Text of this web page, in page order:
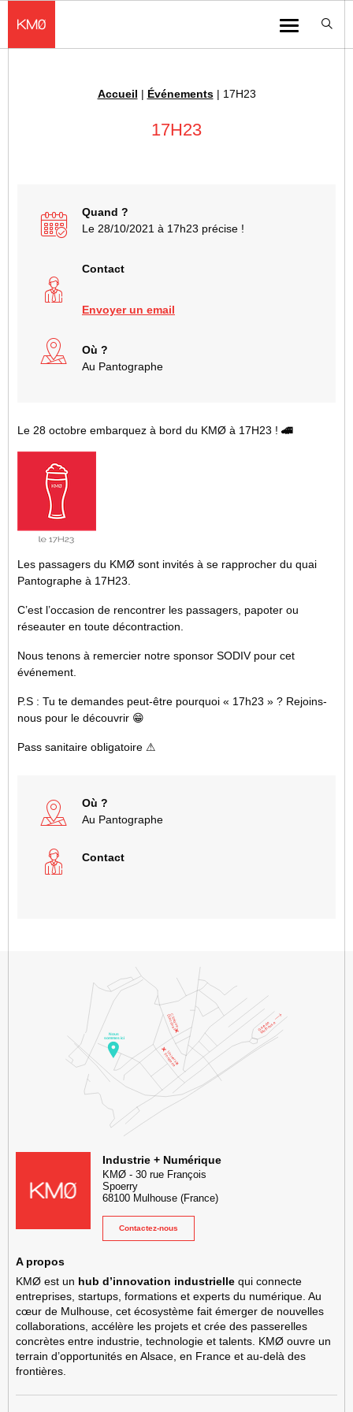
Menu
Accueil | Événements | 17H23
17H23
Quand ?
Le 28/10/2021 à 17h23 précise !
Contact
Envoyer un email
Où ?
Au Pantographe
Le 28 octobre embarquez à bord du KMØ à 17H23 ! 🚄
Les passagers du KMØ sont invités à se rapprocher du quai
Pantographe à 17H23.
C’est l’occasion de rencontrer les passagers, papoter ou
réseauter en toute décontraction.
Nous tenons à remercier notre sponsor SODIV pour cet
événement.
P.S : Tu te demandes peut-être pourquoi « 17h23 » ? Rejoins-
nous pour le découvrir 😁
Pass sanitaire obligatoire ⚠
Où ?
Au Pantographe
Contact
KMØ Hub d’innovation industrielle et lieu événementiel au cœur
Industrie + Numérique
KMØ- 30 rue François
Spoerry
68100 Mulhouse (France)
Contactez-nous
A propos
KMØ est un hub d’innovation industrielle qui connecte
entreprises, startups, formations et experts du numérique. Au
cœur de Mulhouse, cet écosystème fait émerger de nouvelles
collaborations, accélère les projets et crée des passerelles
concrètes entre industrie, technologie et talents. KMØ ouvre un
terrain d’opportunités en Alsace, en France et au-delà des
frontières.